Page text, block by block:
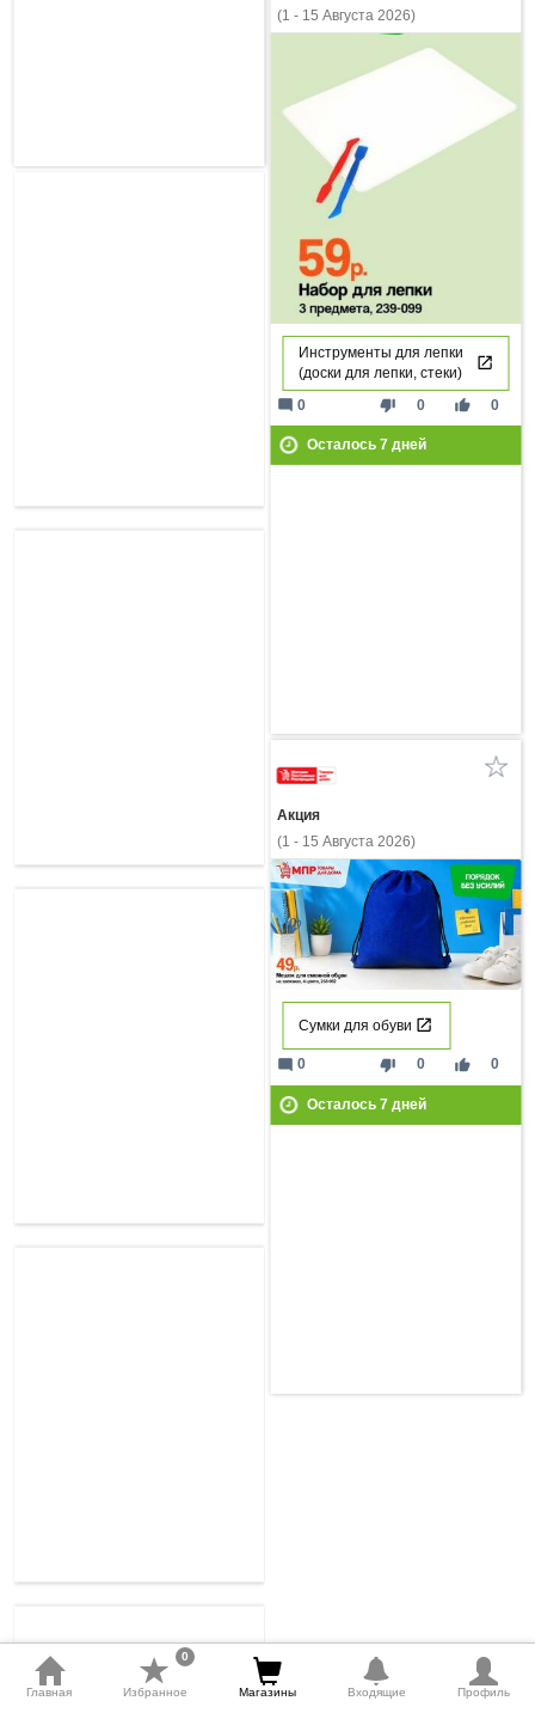
(1 - 15 Августа 2026)
Инструменты для лепки
(доски для лепки, стеки)
thumb_down 0 thumb_up 0
mode_comment 0
Осталось 7дней
Акция
(1 - 15 Августа 2026)
Сумки для обуви
thumb_down 0 thumb_up 0
mode_comment 0
Осталось 7дней
Главная Избранное
0
Магазины Входящие Профиль